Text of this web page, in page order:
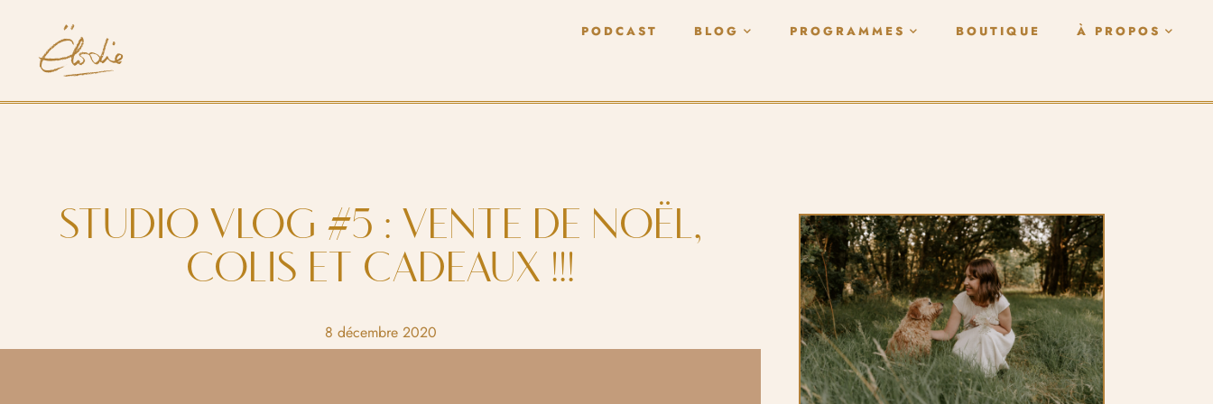
PODCAST BLOG PROGRAMMES BOUTIQUE À PROPOS
STUDIO VLOG #5 : VENTE DE NOËL,
COLIS ET CADEAUX !!!
8 décembre 2020